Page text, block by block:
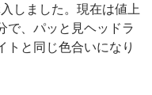
しました。現在は値上
で、パッと見ヘッドラ
トと同じ色合いになり